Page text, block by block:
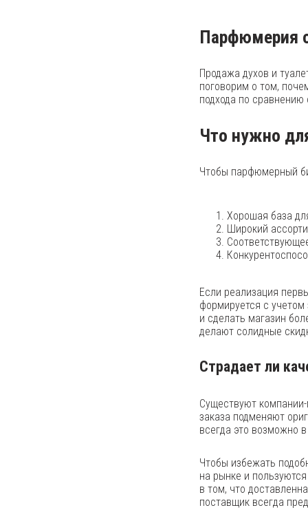
Парфюмерия
Продажа духов и
поговорим о том,
подхода по
Что нужно
Чтобы парфюмерный
Хорошая база
Широкий
Если реализация
формируется с
и сделать магазин
делают солидные
Страдает ли
Существуют
заказа подменяют
всегда это возможно
Чтобы избежать
на рынке и
в том, что
поставщик всегда